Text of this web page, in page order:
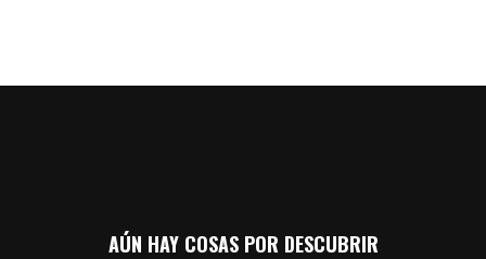
AÚN HAY COSAS POR DESCUBRIR